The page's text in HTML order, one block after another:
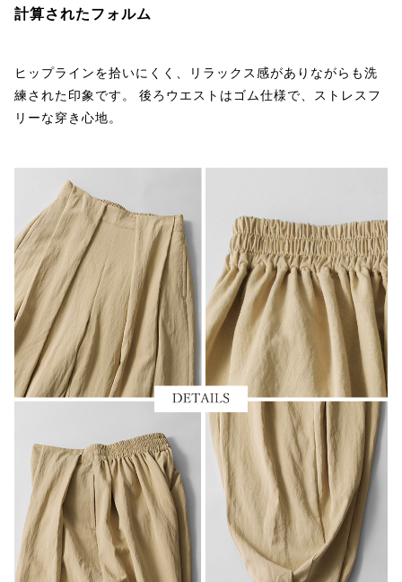
計算されたフォルム
ヒップラインを拾いにくく、リラックス感がありながらも洗
練された印象です。 後ろウエストはゴム仕様で、ストレスフ
リーな穿き心地。